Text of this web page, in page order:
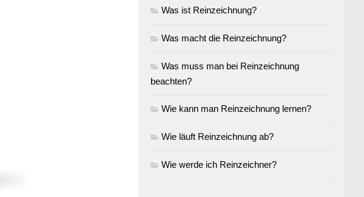
Was ist Reinzeichnung?
Was macht die Reinzeichnung?
Was muss man bei Reinzeichnung
beachten?
Wie kann man Reinzeichnung lernen?
Wie läuft Reinzeichnung ab?
Wie werde ich Reinzeichner?